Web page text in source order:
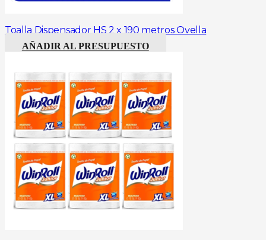
Toalla Dispensador HS 2 x 190 metros Ovella
AÑADIR AL PRESUPUESTO